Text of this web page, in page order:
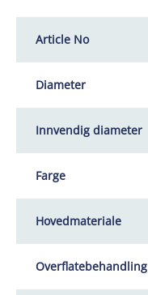
Article No
Diameter
Innvendig diameter
Farge
Hovedmateriale
Overflatebehandling